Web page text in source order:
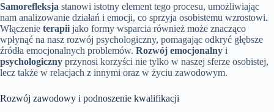
Samorefleksja stanowi istotny element tego procesu, umożliwiając
nam analizowanie działań i emocji, co sprzyja osobistemu wzrostowi.
Włączenie terapii jako formy wsparcia również może znacząco
wpłynąć na nasz rozwój psychologiczny, pomagając odkryć głębsze
źródła emocjonalnych problemów. Rozwój emocjonalny i
psychologiczny przynosi korzyści nie tylko w naszej sferze osobistej,
lecz także w relacjach z innymi oraz w życiu zawodowym.
Rozwój zawodowy i podnoszenie kwalifikacji